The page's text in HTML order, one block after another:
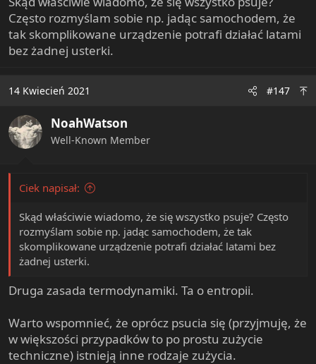
Często rozmyślam sobie np. jadąc samochodem, że
tak skomplikowane urządzenie potrafi działać latami
bez żadnej usterki.
14 Kwiecień 2021 #147
NoahWatson
Well-Known Member
Ciek napisał:
Skąd właściwie wiadomo, że się wszystko psuje? Często
rozmyślam sobie np. jadąc samochodem, że tak
skomplikowane urządzenie potrafi działać latami bez
żadnej usterki.
Druga zasada termodynamiki. Ta o entropii.
Warto wspomnieć, że oprócz psucia się (przyjmuję, że
w większości przypadków to po prostu zużycie
techniczne) istnieją inne rodzaje zużycia.